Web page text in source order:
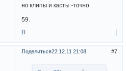
но клипы и касты -точно
59.